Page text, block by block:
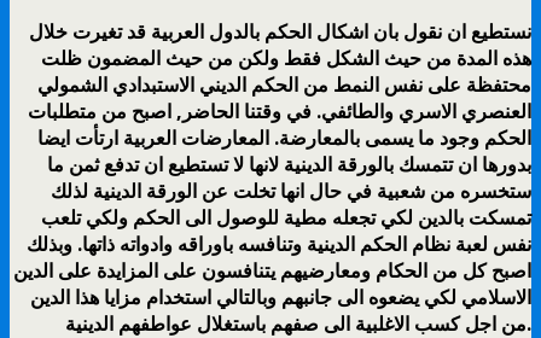
هذه المدة من حيث الشكل فقط ولكن من حيث المضمون ظلت
محتفظة على نفس النمط من الحكم الديني الاستبدادي الشمولي
العنصري الاسري والطائفي. في وقتنا الحاضر, اصبح من متطلبات
الحكم وجود ما يسمى بالمعارضة. المعارضات العربية ارتأت ايضا
بدورها ان تتمسك بالورقة الدينية لانها لا تستطيع ان تدفع ثمن ما
ستخسره من شعبية في حال انها تخلت عن الورقة الدينية لذلك
تمسكت بالدين لكي تجعله مطية للوصول الى الحكم ولكي تلعب
نفس لعبة نظام الحكم الدينية وتنافسه باوراقه وادواته ذاتها. وبذلك
اصبح كل من الحكام ومعارضيهم يتنافسون على المزايدة على الدين
الاسلامي لكي يضعوه الى جانبهم وبالتالي استخدام مزايا هذا الدين
من اجل كسب الاغلبية الى صفهم باستغلال عواطفهم الدينية.